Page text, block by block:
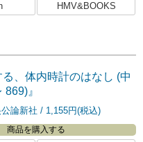
HMV&BOOKS
る、体内時計のはなし (中
』
論新社 1,155円(税込)
商品を購入する